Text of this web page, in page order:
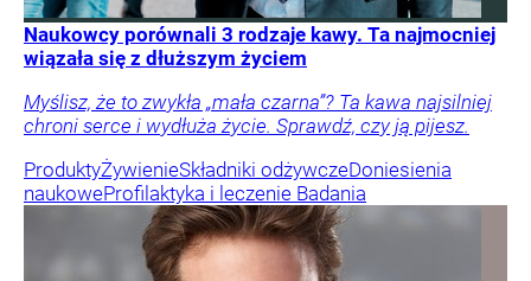
Naukowcy porównali 3 rodzaje kawy. Ta najmocniej
wiązała się z dłuższym życiem
Myślisz, że to zwykła „mała czarna”? Ta kawa najsilniej
chroni serce i wydłuża życie. Sprawdź, czy ją pijesz.
ProduktyŻywienieSkładniki odżywczeDoniesienia
naukoweProfilaktyka i leczenie Badania